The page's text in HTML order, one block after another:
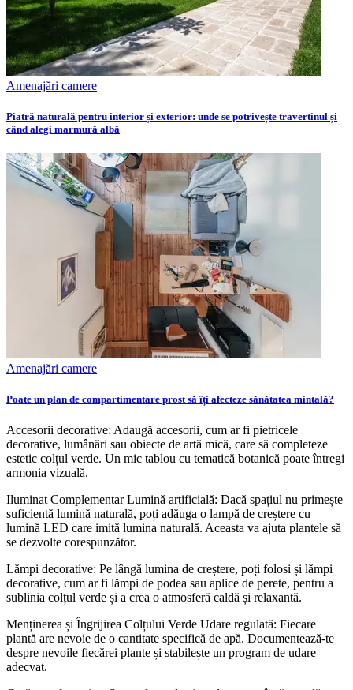
Amenajări camere
Piatră naturală pentru interior și exterior: unde se potrivește travertinul și
când alegi marmură albă
Amenajări camere
Poate un plan de compartimentare prost să îți afecteze sănătatea mintală?
Accesorii decorative: Adaugă accesorii, cum ar fi pietricele
decorative, lumânări sau obiecte de artă mică, care să completeze
estetic colțul verde. Un mic tablou cu tematică botanică poate întregi
armonia vizuală.
Iluminat Complementar Lumină artificială: Dacă spațiul nu primește
suficientă lumină naturală, poți adăuga o lampă de creștere cu
lumină LED care imită lumina naturală. Aceasta va ajuta plantele să
se dezvolte corespunzător.
Lămpi decorative: Pe lângă lumina de creștere, poți folosi și lămpi
decorative, cum ar fi lămpi de podea sau aplice de perete, pentru a
sublinia colțul verde și a crea o atmosferă caldă și relaxantă.
Menținerea și Îngrijirea Colțului Verde Udare regulată: Fiecare
plantă are nevoie de o cantitate specifică de apă. Documentează-te
despre nevoile fiecărei plante și stabilește un program de udare
adecvat.